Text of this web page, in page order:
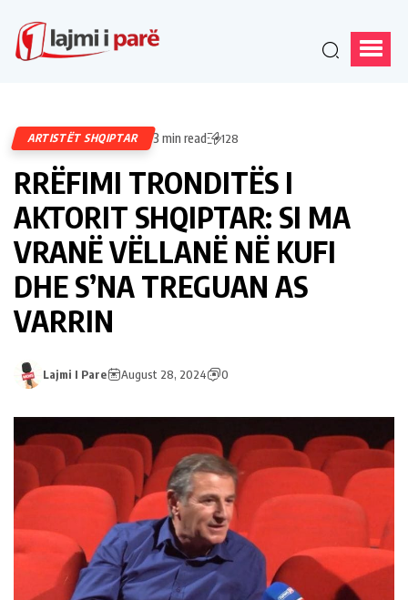
ARTISTËT SHQIPTAR 3 min read 128
RRËFIMI TRONDITËS I
AKTORIT SHQIPTAR: SI MA
VRANË VËLLANË NË KUFI
DHE S’NA TREGUAN AS
VARRIN
Lajmi I Pare August 28, 2024 0